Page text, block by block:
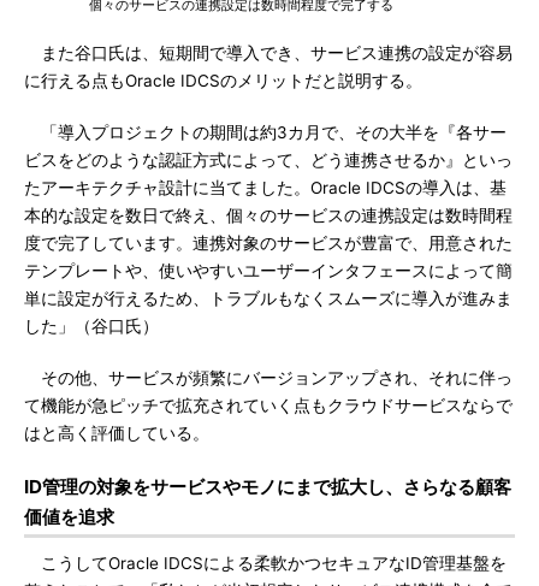
個々のサービスの連携設定は数時間程度で完了する
また谷口氏は、短期間で導入でき、サービス連携の設定が容易
に行える点もOracle IDCSのメリットだと説明する。
「導入プロジェクトの期間は約3カ月で、その大半を『各サー
ビスをどのような認証方式によって、どう連携させるか』といっ
たアーキテクチャ設計に当てました。Oracle IDCSの導入は、基
本的な設定を数日で終え、個々のサービスの連携設定は数時間程
度で完了しています。連携対象のサービスが豊富で、用意された
テンプレートや、使いやすいユーザーインタフェースによって簡
単に設定が行えるため、トラブルもなくスムーズに導入が進みま
した」（谷口氏）
その他、サービスが頻繁にバージョンアップされ、それに伴っ
て機能が急ピッチで拡充されていく点もクラウドサービスならで
はと高く評価している。
ID管理の対象をサービスやモノにまで拡大し、さらなる顧客
価値を追求
こうしてOracle IDCSによる柔軟かつセキュアなID管理基盤を